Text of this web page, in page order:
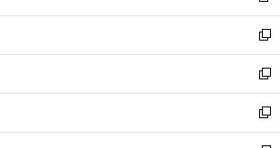
ウ
で
開
く
ン
ド
ウ
で
開
く
ウ
ィ
ン
ド
ウ
で
開
し
い
ウ
ィ
ン
ド
ウ
新
し
い
ウ
ィ
ン
新
し
い
ウ
新
し